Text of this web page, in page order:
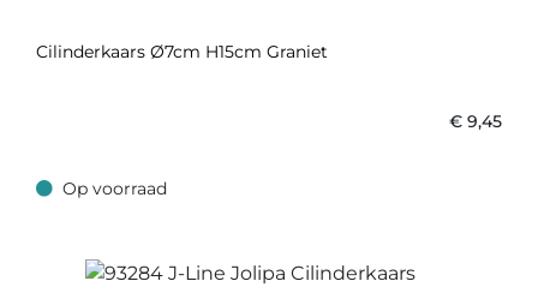
Cilinderkaars Ø7cm H15cm Graniet
€ 9,45
Op voorraad
Op voorraad